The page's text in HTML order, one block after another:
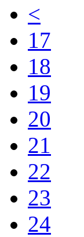
<
17
18
19
20
21
22
23
24